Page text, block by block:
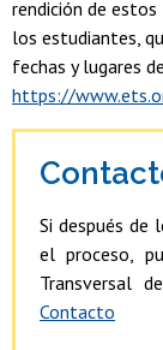
rendición de
los estudiantes,
fechas y lugares
https://
Si después de
el proceso,
Transversal
Contacto